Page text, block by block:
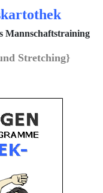
Mannschaftstraining
Stretching}